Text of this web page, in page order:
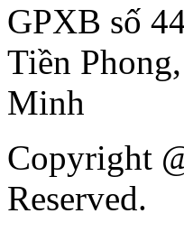
GPXB số
Tiền
Minh
Copyright
Reserved.